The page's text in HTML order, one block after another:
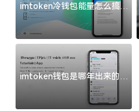
imtoken冷钱包能量怎么搞？
过来人告诉你门道
imtoken钱包是哪年出来的？
一文给你说清楚